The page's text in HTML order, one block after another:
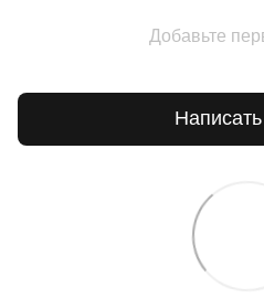
Добавьте